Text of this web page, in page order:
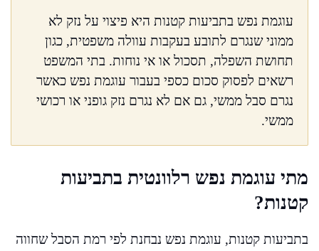
עוגמת נפש בתביעות קטנות היא פיצוי על נזק לא
ממוני שנגרם לתובע בעקבות עוולה משפטית, כגון
תחושת השפלה, תסכול או אי נוחות. בתי המשפט
רשאים לפסוק סכום כספי בעבור עוגמת נפש כאשר
נגרם סבל ממשי, גם אם לא נגרם נזק גופני או רכושי
ממשי.
מתי עוגמת נפש רלוונטית בתביעות
קטנות?
בתביעות קטנות, עוגמת נפש נבחנת לפי רמת הסבל שחווה